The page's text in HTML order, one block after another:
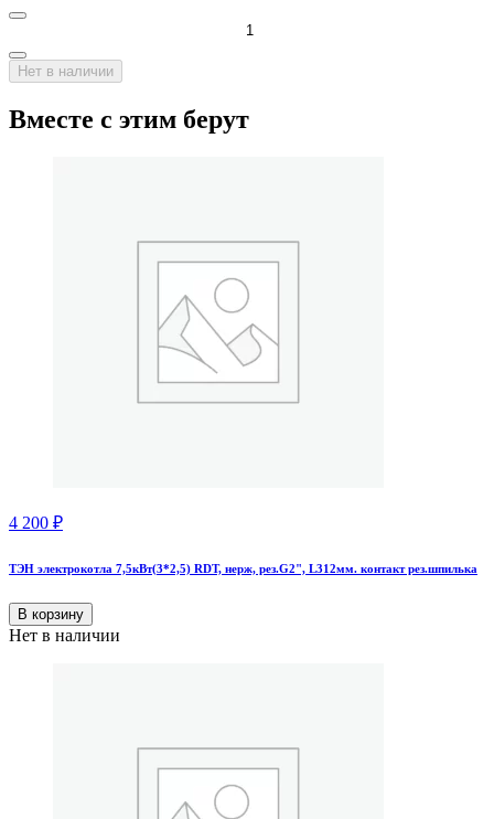
Нет в наличии
Вместе с этим берут
4 200 ₽
ТЭН электрокотла 7,5кВт(3*2,5) RDT, нерж, рез.G2", L312мм. контакт рез.шпилька
В корзину
Нет в наличии